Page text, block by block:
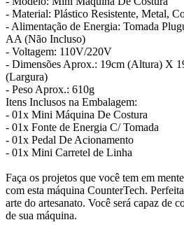
- Material: Plástico Resistente, Metal,
- Alimentação de Energia: Tomada
AA (Não Incluso)
- Voltagem: 110V/220V
- Dimensões Aprox.: 19cm (Altura) X
(Largura)
- Peso Aprox.: 610g
Itens Inclusos na Embalagem:
- 01x Mini Máquina De Costura
- 01x Fonte de Energia C/ Tomada
- 01x Pedal De Acionamento
- 01x Mini Carretel de Linha
Faça os projetos que você tem em
com esta máquina CounterTech.
arte do artesanato. Você será capaz de
de sua máquina.